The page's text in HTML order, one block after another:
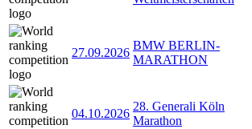
27.09.2026
BMW BERLIN-
MARATHON
04.10.2026
28. Generali Köln
Marathon